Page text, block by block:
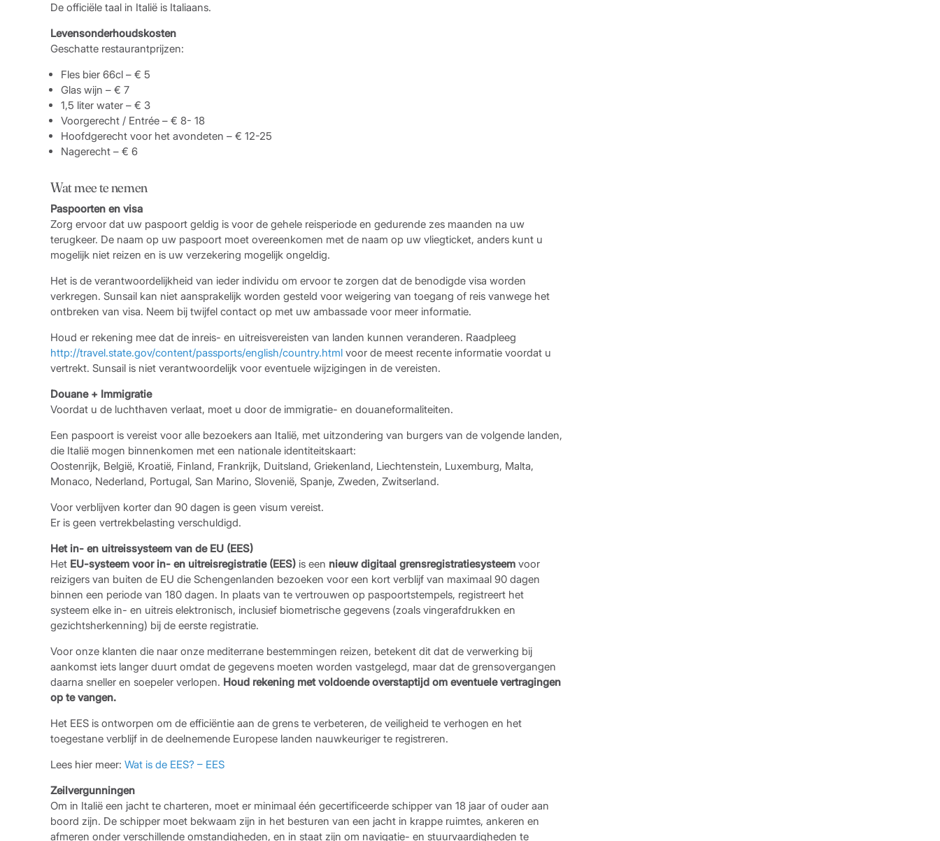
De officiële taal in Italië is Italiaans.
Levensonderhoudskosten
Geschatte restaurantprijzen:
Fles bier 66cl – € 5
Glas wijn – € 7
1,5 liter water – € 3
Voorgerecht / Entrée – € 8- 18
Hoofdgerecht voor het avondeten – € 12-25
Nagerecht – € 6
Wat mee te nemen
Paspoorten en visa
Zorg ervoor dat uw paspoort geldig is voor de gehele reisperiode en gedurende zes maanden na uw
terugkeer. De naam op uw paspoort moet overeenkomen met de naam op uw vliegticket, anders kunt u
mogelijk niet reizen en is uw verzekering mogelijk ongeldig.
Het is de verantwoordelijkheid van ieder individu om ervoor te zorgen dat de benodigde visa worden
verkregen. Sunsail kan niet aansprakelijk worden gesteld voor weigering van toegang of reis vanwege het
ontbreken van visa. Neem bij twijfel contact op met uw ambassade voor meer informatie.
Houd er rekening mee dat de inreis- en uitreisvereisten van landen kunnen veranderen. Raadpleeg
http://travel.state.gov/content/passports/english/country.html voor de meest recente informatie voordat u
vertrekt. Sunsail is niet verantwoordelijk voor eventuele wijzigingen in de vereisten.
Douane + Immigratie
Voordat u de luchthaven verlaat, moet u door de immigratie- en douaneformaliteiten.
Een paspoort is vereist voor alle bezoekers aan Italië, met uitzondering van burgers van de volgende landen,
die Italië mogen binnenkomen met een nationale identiteitskaart:
Oostenrijk, België, Kroatië, Finland, Frankrijk, Duitsland, Griekenland, Liechtenstein, Luxemburg, Malta,
Monaco, Nederland, Portugal, San Marino, Slovenië, Spanje, Zweden, Zwitserland.
Voor verblijven korter dan 90 dagen is geen visum vereist.
Er is geen vertrekbelasting verschuldigd.
Het in- en uitreissysteem van de EU (EES)
Het EU-systeem voor in- en uitreisregistratie (EES) is een nieuw digitaal grensregistratiesysteem voor
reizigers van buiten de EU die Schengenlanden bezoeken voor een kort verblijf van maximaal 90 dagen
binnen een periode van 180 dagen. In plaats van te vertrouwen op paspoortstempels, registreert het
systeem elke in- en uitreis elektronisch, inclusief biometrische gegevens (zoals vingerafdrukken en
gezichtsherkenning) bij de eerste registratie.
Voor onze klanten die naar onze mediterrane bestemmingen reizen, betekent dit dat de verwerking bij
aankomst iets langer duurt omdat de gegevens moeten worden vastgelegd, maar dat de grensovergangen
daarna sneller en soepeler verlopen. Houd rekening met voldoende overstaptijd om eventuele vertragingen
op te vangen.
Het EES is ontworpen om de efficiëntie aan de grens te verbeteren, de veiligheid te verhogen en het
toegestane verblijf in de deelnemende Europese landen nauwkeuriger te registreren.
Lees hier meer: ​​Wat is de EES? – EES
Zeilvergunningen
Om in Italië een jacht te charteren, moet er minimaal één gecertificeerde schipper van 18 jaar of ouder aan
boord zijn. De schipper moet bekwaam zijn in het besturen van een jacht in krappe ruimtes, ankeren en
afmeren onder verschillende omstandigheden, en in staat zijn om navigatie- en stuurvaardigheden te